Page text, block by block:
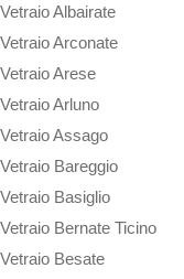
Vetraio Albairate
Vetraio Arconate
Vetraio Arese
Vetraio Arluno
Vetraio Assago
Vetraio Bareggio
Vetraio Basiglio
Vetraio Bernate Ticino
Vetraio Besate